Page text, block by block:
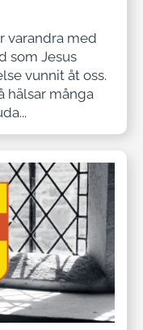
varandra med
som Jesus
vunnit åt oss.
hälsar många